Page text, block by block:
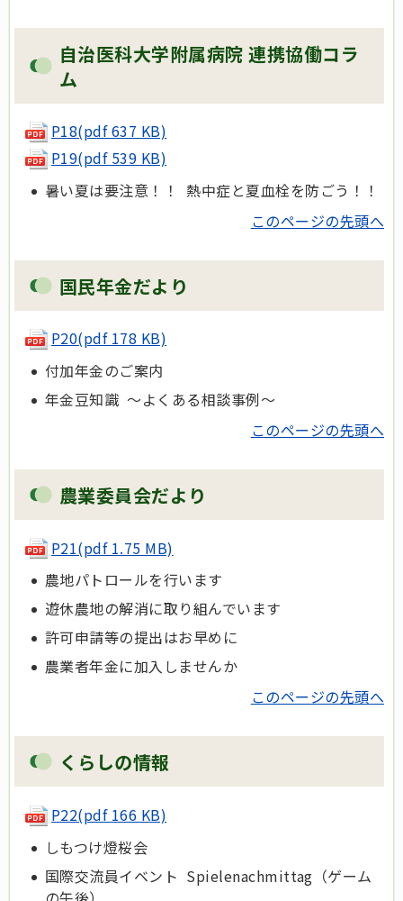
自治医科大学附属病院 連携協働コラ
ム
P18(pdf 637 KB)
P19(pdf 539 KB)
暑い夏は要注意！！ 熱中症と夏血栓を防ごう！！
このページの先頭へ
国民年金だより
P20(pdf 178 KB)
付加年金のご案内
年金豆知識 ～よくある相談事例～
このページの先頭へ
農業委員会だより
P21(pdf 1.75 MB)
農地パトロールを行います
遊休農地の解消に取り組んでいます
許可申請等の提出はお早めに
農業者年金に加入しませんか
このページの先頭へ
くらしの情報
P22(pdf 166 KB)
しもつけ燈桜会
国際交流員イベント Spielenachmittag（ゲーム